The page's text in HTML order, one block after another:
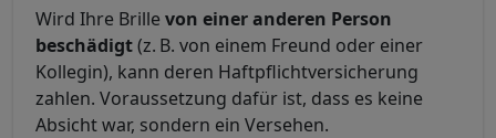
Wird Ihre Brille von einer anderen Person
beschädigt(z. B. von einem Freund oder einer
Kollegin), kann deren Haftpflichtversicherung
zahlen. Voraussetzung dafür ist, dass es keine
Absicht war, sondern ein Versehen.